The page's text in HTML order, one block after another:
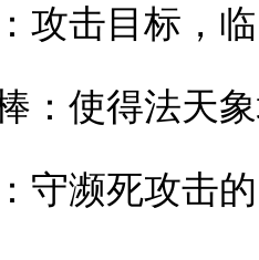
攻击目标，
：使得法天
守濒死攻击